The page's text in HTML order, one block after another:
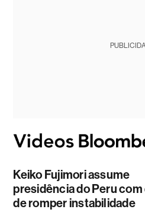
Keiko Fujimori assume
presidência do Peru
de romper instabilidade